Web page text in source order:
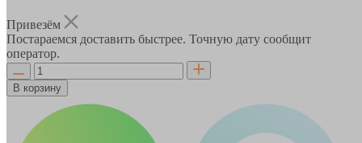
Привезём
Постараемся доставить быстрее. Точную дату сообщит
оператор.
В корзину